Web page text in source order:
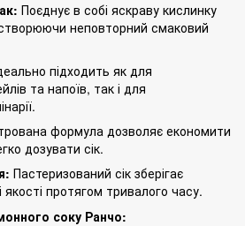
Поєднує в собі яскраву кислинку
неповторний смаковий
підходить як для
та напоїв, так і для
формула дозволяє економити
дозувати сік.
Пастеризований сік зберігає
якості протягом тривалого часу.
соку Ранчо: